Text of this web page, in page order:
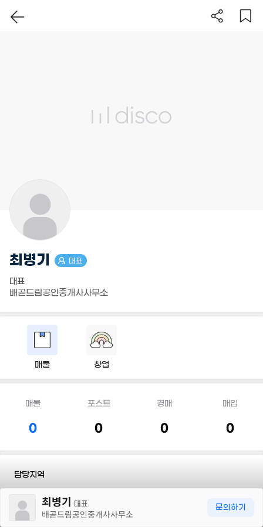
최병기 대표
대표
배곧드림공인중개사사무소
매물 창업
매물
0
포스트
0
경매
0
매입
0
담당지역
전화 최병기 대표
배곧드림공인중개사사무소
문의하기